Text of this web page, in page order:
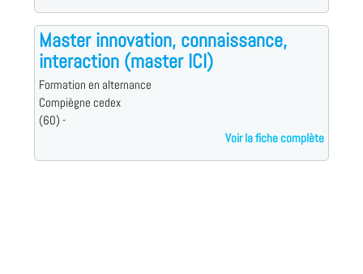
Master innovation, connaissance,
interaction (master ICI)
Formation en alternance
Compiègne cedex
(60) -
Voir la fiche complète